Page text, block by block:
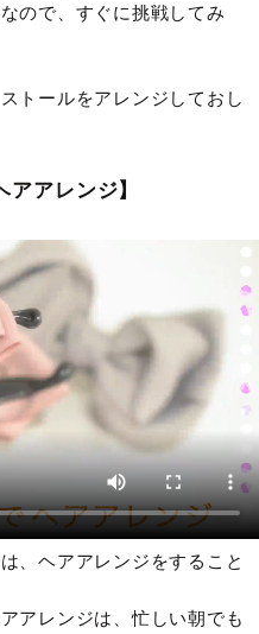
ので、すぐに挑戦してみ
トールをアレンジしておし
アアレンジ】
、ヘアアレンジをすること
アレンジは、忙しい朝でも